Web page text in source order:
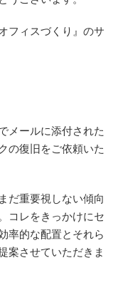
フィスづくり』のサ
メールに添付された
の復旧をご依頼いた
だ重要視しない傾向
コレをきっかけにセ
率的な配置とそれら
案させていただきま